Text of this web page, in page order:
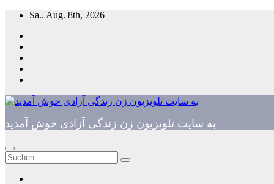
Zum
springen
Sa.. Aug. 8th, 2026
به سایت تلویزیون زن زندگی آزادی خوش آمدید